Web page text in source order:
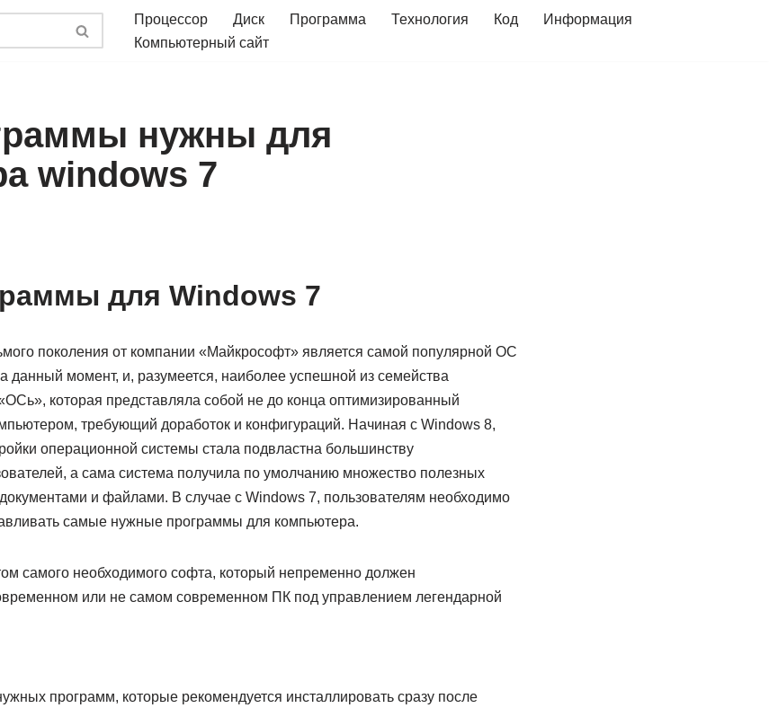
Процессор Диск Программа Технология Код
Информация
Компьютерный сайт
нужны для
windows 7
для Windows 7
поколения от компании «Майкрософт» является самой популярной ОС
данный момент, и, разумеется, наиболее успешной из семейства
которая представляла собой не до конца оптимизированный
требующий доработок и конфигураций. Начиная с Windows 8,
операционной системы стала подвластна большинству
а сама система получила по умолчанию множество полезных
и файлами. В случае с Windows 7, пользователям необходимо
самые нужные программы для компьютера.
самого необходимого софта, который непременно должен
или не самом современном ПК под управлением легендарной
программ, которые рекомендуется инсталлировать сразу после